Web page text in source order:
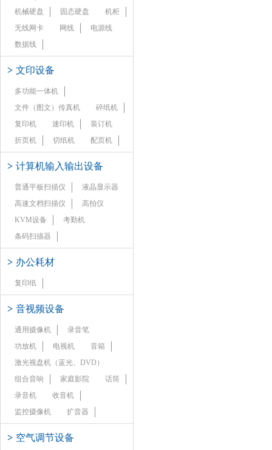
机械硬盘
固态硬盘
机柜
无线网卡
网线
电源线
数据线
> 文印设备
多功能一体机
文件（图文）传真机
碎纸机
复印机
速印机
装订机
折页机
切纸机 配页机
> 计算机输入输出设备
普通平板扫描仪
液晶显示器
高速文档扫描仪
高拍仪
KVM设备
考勤机
条码扫描器
> 办公耗材
复印纸
> 音视频设备
通用摄像机
录音笔
功放机
电视机
音箱
激光视盘机（蓝光、DVD）
组合音响
家庭影院
话筒
录音机
收音机
监控摄像机
扩音器
> 空气调节设备